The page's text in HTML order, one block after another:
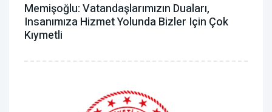
Memişoğlu: Vatandaşlarımızın Duaları,
Insanımıza Hizmet Yolunda Bizler Için Çok
Kıymetli